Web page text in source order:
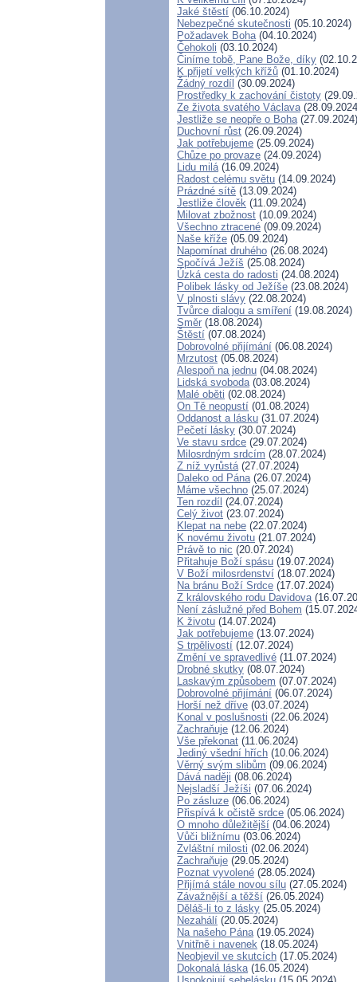
Jaké štěstí (06.10.2024)
Nebezpečné skutečnosti (05.10.2024)
Požadavek Boha(04.10.2024)
Čehokoli (03.10.2024)
Činíme tobě, Pane Bože, díky
K přijetí velkých křížů (01.10.2024)
Žádný rozdíl (30.09.2024)
Prostředky k zachování čistoty
Ze života svatého Václava
Jestliže se neopře o Boha(27.09.2024)
Duchovní růst (26.09.2024)
Jak potřebujeme (25.09.2024)
Chůze po provaze (24.09.2024)
Lidu milá(16.09.2024)
Radost celému světu (14.09.2024)
Prázdné sítě (13.09.2024)
Jestliže člověk (11.09.2024)
Milovat zbožnost (10.09.2024)
Všechno ztracené (09.09.2024)
Naše kříže (05.09.2024)
Napomínat druhého (26.08.2024)
Spočívá Ježíš (25.08.2024)
Úzká cesta do radosti (24.08.2024)
Polibek lásky od Ježíše (23.08.2024)
V plnosti slávy (22.08.2024)
Tvůrce dialogu a smíření (19.08.2024)
Směr (18.08.2024)
Štěstí (07.08.2024)
Dobrovolné přijímání (06.08.2024)
Mrzutost (05.08.2024)
Alespoň na jednu (04.08.2024)
Lidská svoboda(03.08.2024)
Malé oběti (02.08.2024)
On Tě neopustí (01.08.2024)
Oddanost a lásku (31.07.2024)
Pečetí lásky (30.07.2024)
Ve stavu srdce (29.07.2024)
Milosrdným srdcím (28.07.2024)
Z níž vyrůstá(27.07.2024)
Daleko od Pána(26.07.2024)
Máme všechno (25.07.2024)
Ten rozdíl (24.07.2024)
Celý život (23.07.2024)
Klepat na nebe (22.07.2024)
K novému životu (21.07.2024)
Právě to nic (20.07.2024)
Přitahuje Boží spásu (19.07.2024)
V Boží milosrdenství (18.07.2024)
Na bránu Boží Srdce (17.07.2024)
Z královského rodu Davidova
Není záslužné před Bohem
K životu (14.07.2024)
Jak potřebujeme (13.07.2024)
S trpělivostí (12.07.2024)
Změní ve spravedlivé (11.07.2024)
Drobné skutky (08.07.2024)
Laskavým způsobem (07.07.2024)
Dobrovolné přijímání (06.07.2024)
Horší než dříve (03.07.2024)
Konal v poslušnosti (22.06.2024)
Zachraňuje (12.06.2024)
Vše překonat (11.06.2024)
Jediný všední hřích (10.06.2024)
Věrný svým slibům (09.06.2024)
Dává naději (08.06.2024)
Nejsladší Ježíši (07.06.2024)
Po zásluze (06.06.2024)
Přispívá k očistě srdce (05.06.2024)
O mnoho důležitější (04.06.2024)
Vůči bližnímu (03.06.2024)
Zvláštní milosti (02.06.2024)
Zachraňuje (29.05.2024)
Poznat vyvolené (28.05.2024)
Přijímá stále novou sílu (27.05.2024)
Závažnější a těžší (26.05.2024)
Děláš-li to z lásky (25.05.2024)
Nezahálí (20.05.2024)
Na našeho Pána(19.05.2024)
Vnitřně i navenek (18.05.2024)
Neobjevil ve skutcích (17.05.2024)
Dokonalá láska(16.05.2024)